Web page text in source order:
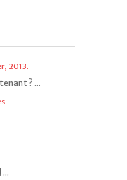
2013.
? ...